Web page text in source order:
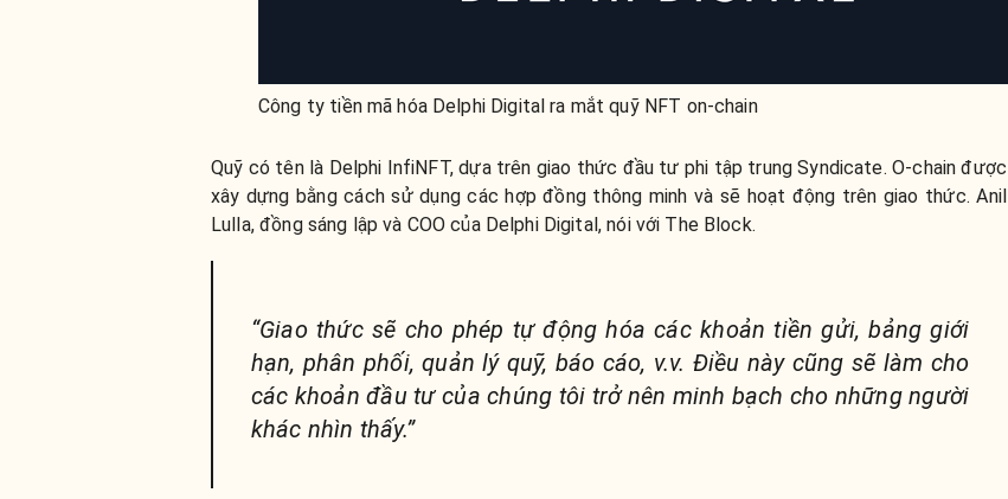
Công ty tiền mã hóa Delphi Digital ra mắt quỹ NFT on-chain
Quỹ có tên là Delphi InfiNFT, dựa trên giao thức đầu tư phi tập trung Syndicate. O-chain được
xây dựng bằng cách sử dụng các hợp đồng thông minh và sẽ hoạt động trên giao thức. Anil
Lulla, đồng sáng lập và COO của Delphi Digital, nói với The Block.
“Giao thức sẽ cho phép tự động hóa các khoản tiền gửi, bảng giới
hạn, phân phối, quản lý quỹ, báo cáo, v.v. Điều này cũng sẽ làm cho
các khoản đầu tư của chúng tôi trở nên minh bạch cho những người
khác nhìn thấy.”